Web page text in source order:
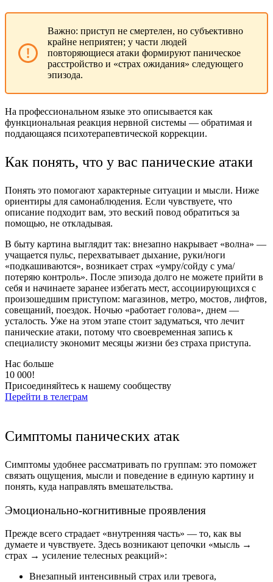
Важно: приступ не смертелен, но субъективно
крайне неприятен; у части людей
повторяющиеся атаки формируют паническое
расстройство и «страх ожидания» следующего
эпизода.
На профессиональном языке это описывается как
функциональная реакция нервной системы — обратимая и
поддающаяся психотерапевтической коррекции.
Как понять, что у вас панические атаки
Понять это помогают характерные ситуации и мысли. Ниже
ориентиры для самонаблюдения. Если чувствуете, что
описание подходит вам, это веский повод обратиться за
помощью, не откладывая.
В быту картина выглядит так: внезапно накрывает «волна» —
учащается пульс, перехватывает дыхание, руки/ноги
«подкашиваются», возникает страх «умру/сойду с ума/
потеряю контроль». После эпизода долго не можете прийти в
себя и начинаете заранее избегать мест, ассоциирующихся с
произошедшим приступом: магазинов, метро, мостов, лифтов,
совещаний, поездок. Ночью «работает голова», днем —
усталость. Уже на этом этапе стоит задуматься, что лечит
панические атаки, потому что своевременная запись к
специалисту экономит месяцы жизни без страха приступа.
Нас больше
10 000!
Присоединяйтесь к нашему сообществу
Перейти в телеграм
Симптомы панических атак
Симптомы удобнее рассматривать по группам: это поможет
связать ощущения, мысли и поведение в единую картину и
понять, куда направлять вмешательства.
Эмоционально-когнитивные проявления
Прежде всего страдает «внутренняя часть» — то, как вы
думаете и чувствуете. Здесь возникают цепочки «мысль →
страх → усиление телесных реакций»:
Внезапный интенсивный страх или тревога,